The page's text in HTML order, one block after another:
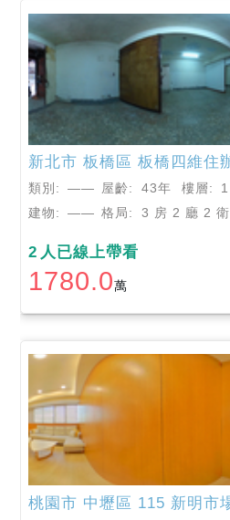
新北市 板橋區 板橋四維住
類別: —— 屋齡: 43年 樓層: 1
建物:
—— 格局: 3 房 2 廳 2 衛
2 人已線上帶看
1780.0萬
桃園市 中壢區 115 新明市